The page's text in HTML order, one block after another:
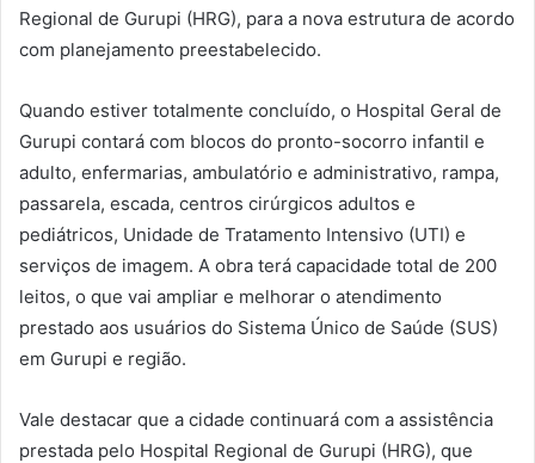
Regional de Gurupi (HRG), para a nova estrutura de acordo
com planejamento preestabelecido.
Quando estiver totalmente concluído, o Hospital Geral de
Gurupi contará com blocos do pronto-socorro infantil e
adulto, enfermarias, ambulatório e administrativo, rampa,
passarela, escada, centros cirúrgicos adultos e
pediátricos, Unidade de Tratamento Intensivo (UTI) e
serviços de imagem. A obra terá capacidade total de 200
leitos, o que vai ampliar e melhorar o atendimento
prestado aos usuários do Sistema Único de Saúde (SUS)
em Gurupi e região.
Vale destacar que a cidade continuará com a assistência
prestada pelo Hospital Regional de Gurupi (HRG), que